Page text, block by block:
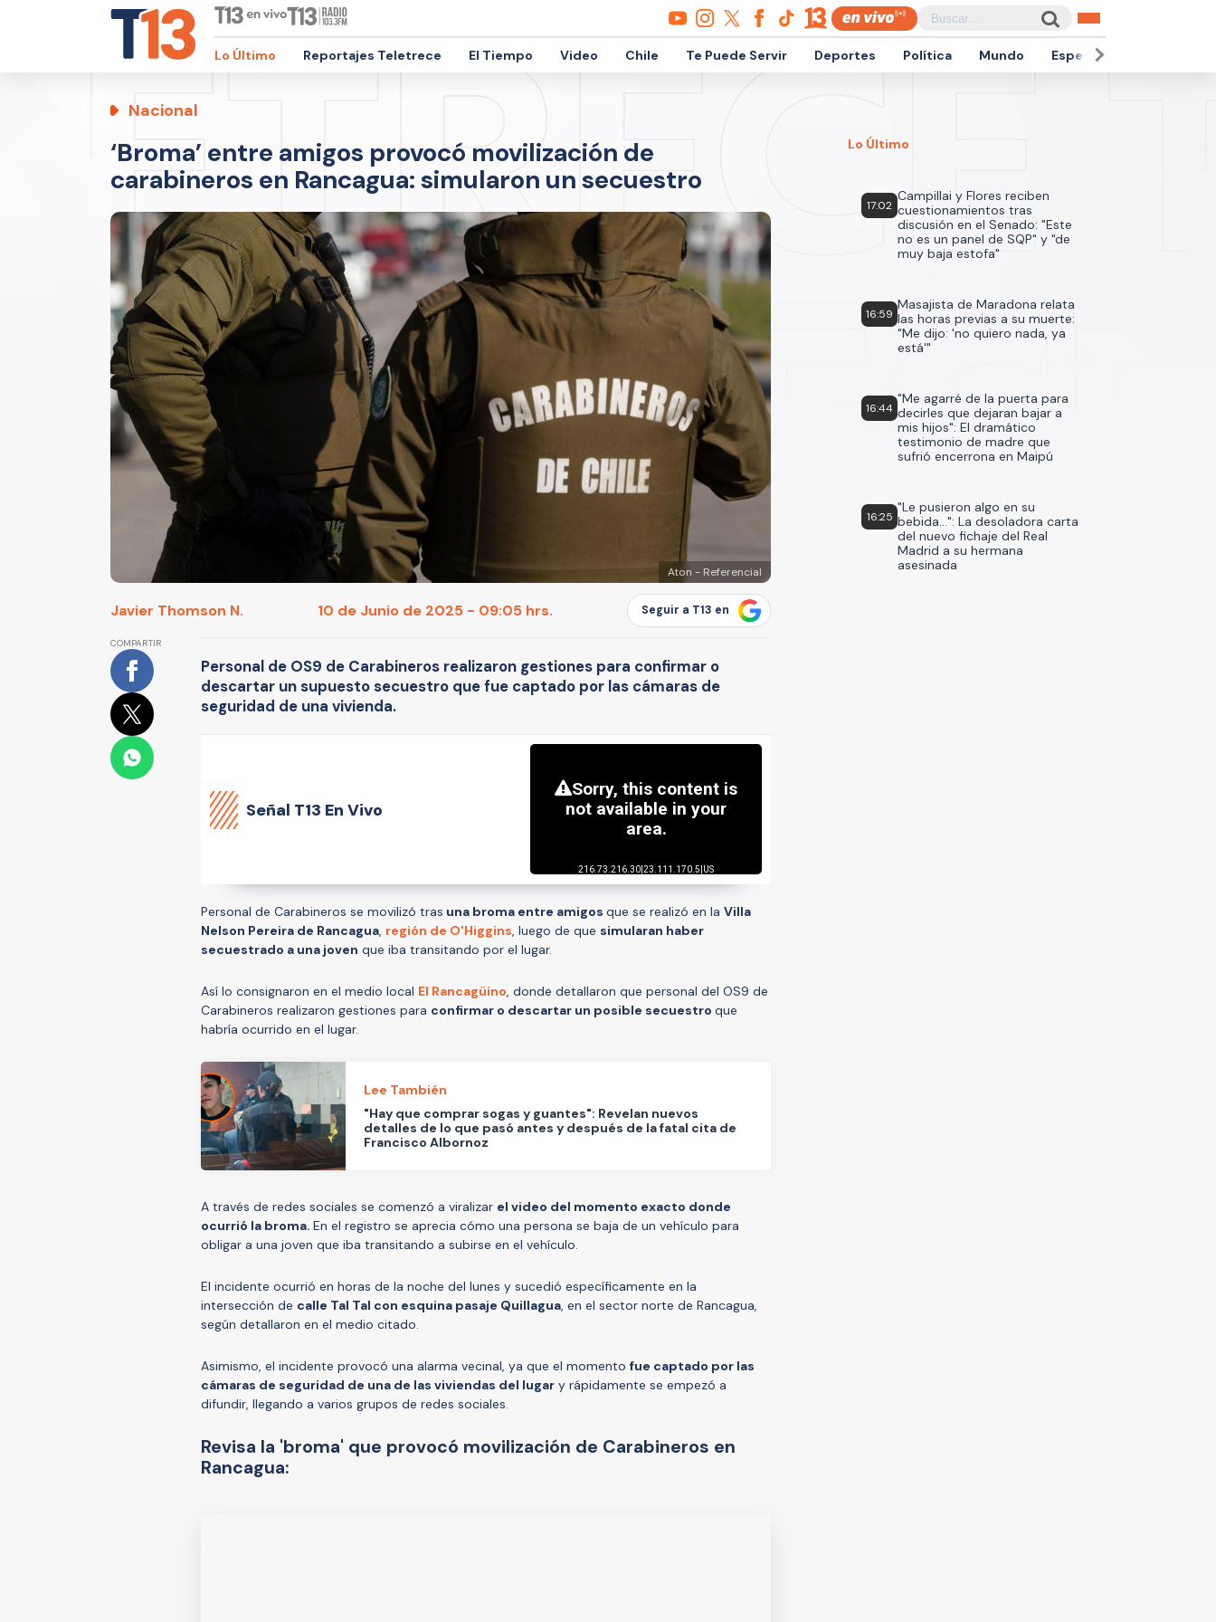
Lo Último Reportajes Teletrece El Tiempo Video Chile Te Puede Servir Deportes Política Mundo Espectáculos
Nacional
‘Broma’ entre amigos provocó movilización de
carabineros en Rancagua: simularon un secuestro
Aton - Referencial
Javier Thomson N. 10 de Junio de 2025 - 09:05 hrs. Seguir a T13 en
COMPARTIR
Personal de OS9 de Carabineros realizaron gestiones para confirmar o
descartar un supuesto secuestro que fue captado por las cámaras de
seguridad de una vivienda.
Señal T13 En Vivo
Personal de Carabineros se movilizó tras una broma entre amigos que se realizó en la Villa
Nelson Pereira de Rancagua, región de O'Higgins, luego de que simularan haber
secuestrado a una joven que iba transitando por el lugar.
Así lo consignaron en el medio local El Rancagüino, donde detallaron que personal del OS9 de
Carabineros realizaron gestiones para confirmar o descartar un posible secuestro que
habría ocurrido en el lugar.
Lee También
"Hay que comprar sogas y guantes": Revelan nuevos
detalles de lo que pasó antes y después de la fatal cita de
Francisco Albornoz
A través de redes sociales se comenzó a viralizar el video del momento exacto donde
ocurrió la broma. En el registro se aprecia cómo una persona se baja de un vehículo para
obligar a una joven que iba transitando a subirse en el vehículo.
El incidente ocurrió en horas de la noche del lunes y sucedió específicamente en la
intersección de calle Tal Tal con esquina pasaje Quillagua, en el sector norte de Rancagua,
según detallaron en el medio citado.
Asimismo, el incidente provocó una alarma vecinal, ya que el momento fue captado por las
cámaras de seguridad de una de las viviendas del lugar y rápidamente se empezó a
difundir, llegando a varios grupos de redes sociales.
Revisa la 'broma' que provocó movilización de Carabineros en
Rancagua:
Lo Último
17:02
Campillai y Flores reciben
cuestionamientos tras
discusión en el Senado: "Este
no es un panel de SQP" y "de
muy baja estofa"
16:59
Masajista de Maradona relata
las horas previas a su muerte:
"Me dijo: 'no quiero nada, ya
está'"
16:44
"Me agarré de la puerta para
decirles que dejaran bajar a
mis hijos": El dramático
testimonio de madre que
sufrió encerrona en Maipú
16:25
"Le pusieron algo en su
bebida...": La desoladora carta
del nuevo fichaje del Real
Madrid a su hermana
asesinada